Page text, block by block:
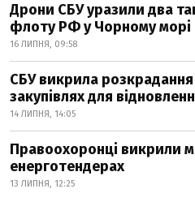
Дрони СБУ уразили два
флоту РФ у Чорному морі
16 ЛИПНЯ, 09:58
СБУ викрила
закупівлях для
14 ЛИПНЯ, 14:05
Правоохоронці викрили
енерготендерах
13 ЛИПНЯ, 12:25